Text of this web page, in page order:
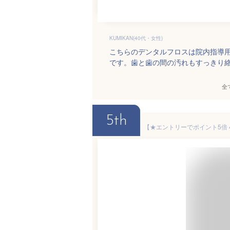
KUMIKAN(40代・女性)
こちらのデンタルフロスは院内指導
です。歯と歯の間の汚れもすっきり
全
5th